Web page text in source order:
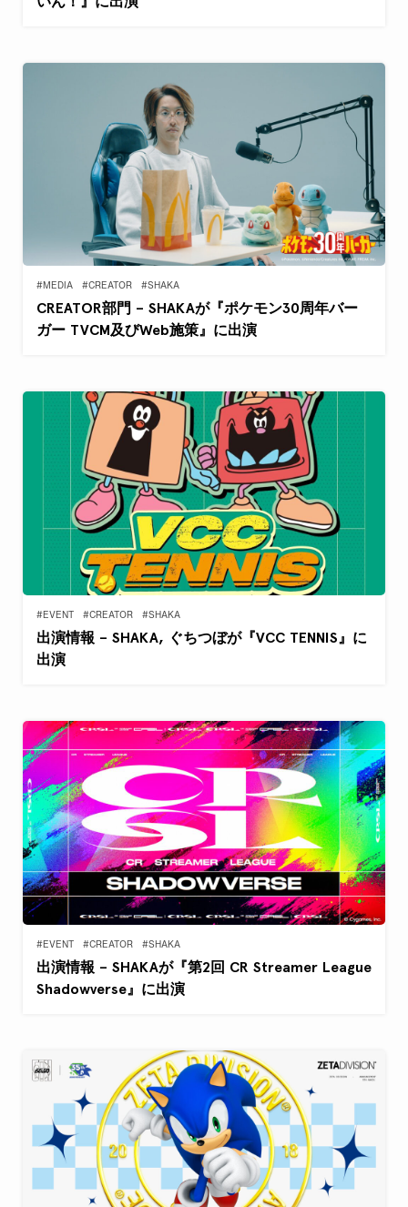
#MEDIA #CREATOR #SHAKA
CREATOR部門 – SHAKAが『ポケモン30周年バー
ガー TVCM及びWeb施策』に出演
#EVENT #CREATOR #SHAKA
出演情報 – SHAKA, ぐちつぼが『VCC TENNIS』に
出演
#EVENT #CREATOR #SHAKA
出演情報 – SHAKAが『第2回 CR Streamer League
Shadowverse』に出演